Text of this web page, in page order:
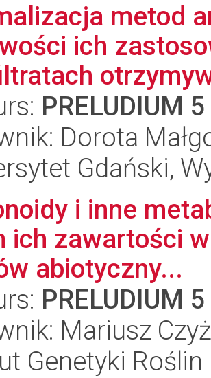
metod
ich
PRELUDIUM 5
Dorota
Gdański,
i inne
ich zawartości
abiotyczny...
PRELUDIUM 5
Mariusz
Genetyki Roślin